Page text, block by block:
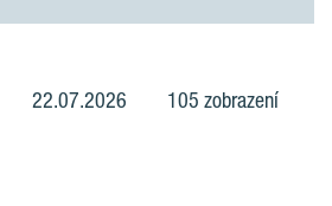
22.07.2026 105 zobrazení